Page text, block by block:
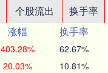
个股流出
换手率
涨幅
换手率
403.28% 62.67%
20.03% 10.81%